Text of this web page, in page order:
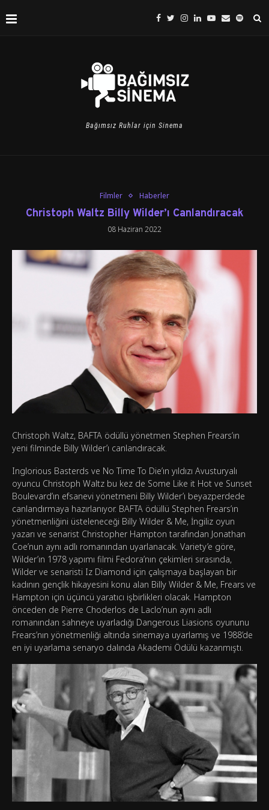
Bağımsız Ruhlar için Sinema
Filmler Haberler
Christoph Waltz Billy Wilder’ı Canlandıracak
08 Haziran 2022
Christoph Waltz, BAFTA ödüllü yönetmen Stephen Frears’ın
yeni filminde Billy Wilder’ı canlandıracak.
Inglorious Basterds ve No Time To Die’ın yıldızı Avusturyalı
oyuncu Christoph Waltz bu kez de Some Like it Hot ve Sunset
Boulevard’ın efsanevi yönetmeni Billy Wilder’ı beyazperdede
canlandırmaya hazırlanıyor. BAFTA ödüllü Stephen Frears’ın
yönetmenliğini üsteleneceği Billy Wilder & Me, İngiliz oyun
yazarı ve senarist Christopher Hampton tarafından Jonathan
Coe’nun aynı adlı romanından uyarlanacak. Variety’e göre,
Wilder’ın 1978 yapımı filmi Fedora’nın çekimleri sırasında,
Wilder ve senaristi Iz Diamond için çalışmaya başlayan bir
kadının gençlik hikayesini konu alan Billy Wilder & Me, Frears ve
Hampton için üçüncü yaratıcı işbirlikleri olacak. Hampton
önceden de Pierre Choderlos de Laclo’nun aynı adlı
romanından sahneye uyarladığı Dangerous Liasions oyununu
Frears’nın yönetmenliği altında sinemaya uyarlamış ve 1988’de
en iyi uyarlama senaryo dalında Akademi Ödülü kazanmıştı.